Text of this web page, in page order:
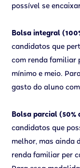
possível se
Bolsa integral
candidatos que
com renda familiar
mínimo e meio.
gasto do aluno
Bolsa parcial (50%
candidatos que
melhor, mas ainda
renda familiar per